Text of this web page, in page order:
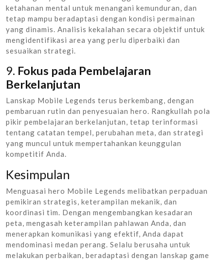
ketahanan mental untuk menangani kemunduran, dan
tetap mampu beradaptasi dengan kondisi permainan
yang dinamis. Analisis kekalahan secara objektif untuk
mengidentifikasi area yang perlu diperbaiki dan
sesuaikan strategi.
9. Fokus pada Pembelajaran
Berkelanjutan
Lanskap Mobile Legends terus berkembang, dengan
pembaruan rutin dan penyesuaian hero. Rangkullah pola
pikir pembelajaran berkelanjutan, tetap terinformasi
tentang catatan tempel, perubahan meta, dan strategi
yang muncul untuk mempertahankan keunggulan
kompetitif Anda.
Kesimpulan
Menguasai hero Mobile Legends melibatkan perpaduan
pemikiran strategis, keterampilan mekanik, dan
koordinasi tim. Dengan mengembangkan kesadaran
peta, mengasah keterampilan pahlawan Anda, dan
menerapkan komunikasi yang efektif, Anda dapat
mendominasi medan perang. Selalu berusaha untuk
melakukan perbaikan, beradaptasi dengan lanskap game